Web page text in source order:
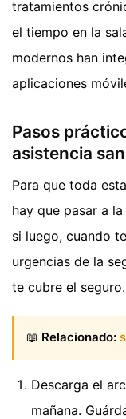
tratamientos
el tiempo en la
modernos han
aplicaciones
Pasos
asistencia
Para que toda
hay que pasar a
si luego, cuando
urgencias de la
te cubre el seguro.
📖 Relacionado:
Descarga el
mañana.